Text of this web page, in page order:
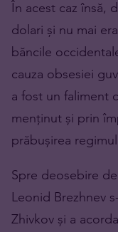
În acest caz însă,
dolari și nu mai
băncile
cauza obsesiei
a fost un faliment
menținut și prin
prăbușirea
Spre deosebire
Leonid Brezhnev
Zhivkov și a